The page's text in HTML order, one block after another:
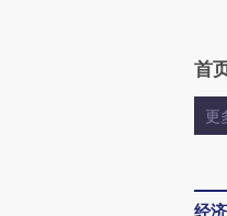
首
更
经济